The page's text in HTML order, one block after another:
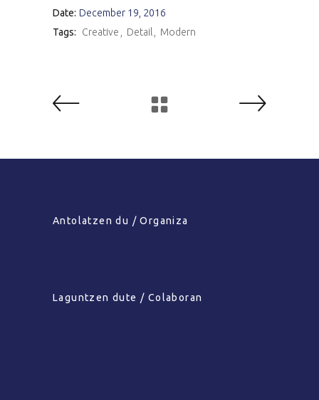
Date: December 19, 2016
Tags:
Creative Detail Modern
Antolatzen du / Organiza
Laguntzen dute / Colaboran